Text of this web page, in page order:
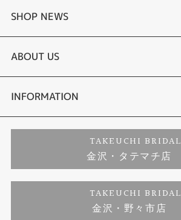
婚約指輪
結婚指輪
セットリング
婚約ネックレス
ダイヤモンド
ジュエリーリフォーム
SHOP NEWS
選ばれる理由まとめ
お客様の声
プロポーズサポート
ブランドリスト
福井指輪工房｜手作りペアリング
ABOUT US
会社概要
お客様の声
INFORMATION
プライバシーポリシー
TAKEUCHI BRIDAL
金沢・タテマチ店
TAKEUCHI BRIDAL
金沢・野々市店